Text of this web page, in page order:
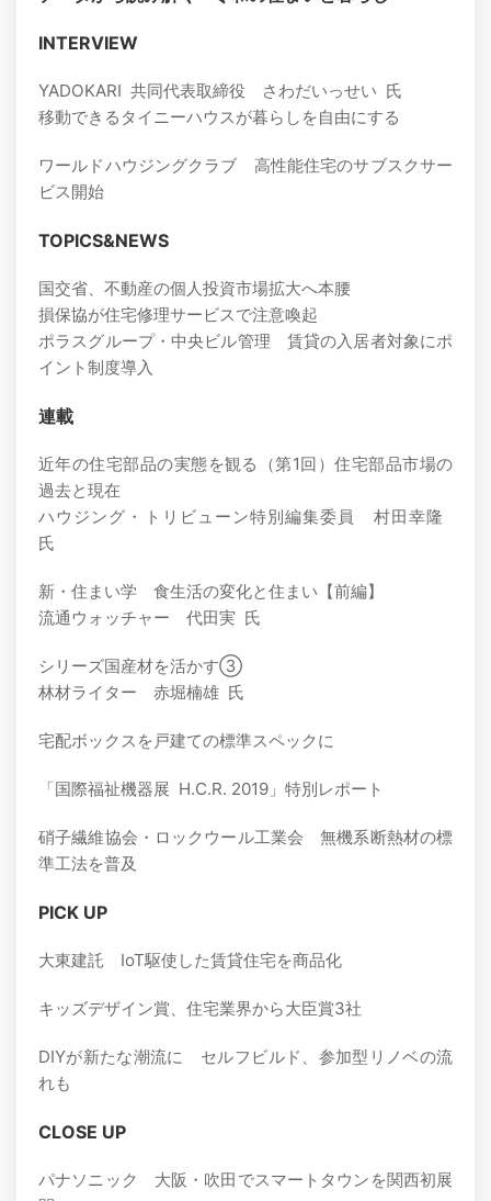
INTERVIEW
YADOKARI 共同代表取締役 さわだいっせい 氏
移動できるタイニーハウスが暮らしを自由にする
ワールドハウジングクラブ 高性能住宅のサブスクサー
ビス開始
TOPICS&NEWS
国交省、不動産の個人投資市場拡大へ本腰
損保協が住宅修理サービスで注意喚起
ポラスグループ・中央ビル管理 賃貸の入居者対象にポ
イント制度導入
連載
近年の住宅部品の実態を観る（第1回）住宅部品市場の
過去と現在
ハウジング・トリビューン特別編集委員 村田幸隆
氏
新・住まい学 食生活の変化と住まい【前編】
流通ウォッチャー 代田実 氏
シリーズ国産材を活かす③
林材ライター 赤堀楠雄 氏
宅配ボックスを戸建ての標準スペックに
「国際福祉機器展 H.C.R. 2019」特別レポート
硝子繊維協会・ロックウール工業会 無機系断熱材の標
準工法を普及
PICK UP
大東建託 IoT駆使した賃貸住宅を商品化
キッズデザイン賞、住宅業界から大臣賞3社
DIYが新たな潮流に セルフビルド、参加型リノベの流
れも
CLOSE UP
パナソニック 大阪・吹田でスマートタウンを関西初展